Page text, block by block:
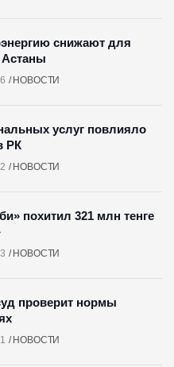
НОВОСТИ
снижают для
НОВОСТИ
услуг повлияло
РК
НОВОСТИ
похитил 321 млн тенге
НОВОСТИ
проверит нормы